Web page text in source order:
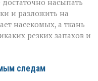
насыпать
и разложить на
насекомых, а ткань
резких запахов и
следам